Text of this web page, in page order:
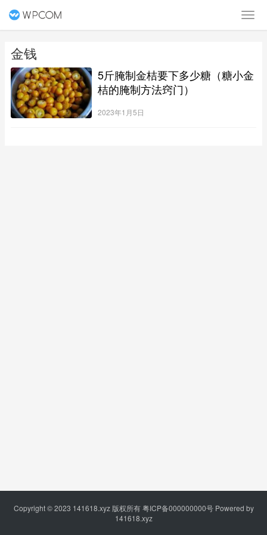
金钱
5斤腌制金桔要下多少糖（糖小金
桔的腌制方法窍门）
2023年1月5日
Copyright © 2023 141618.xyz版权所有粤ICP备000000000号Powered by
141618.xyz